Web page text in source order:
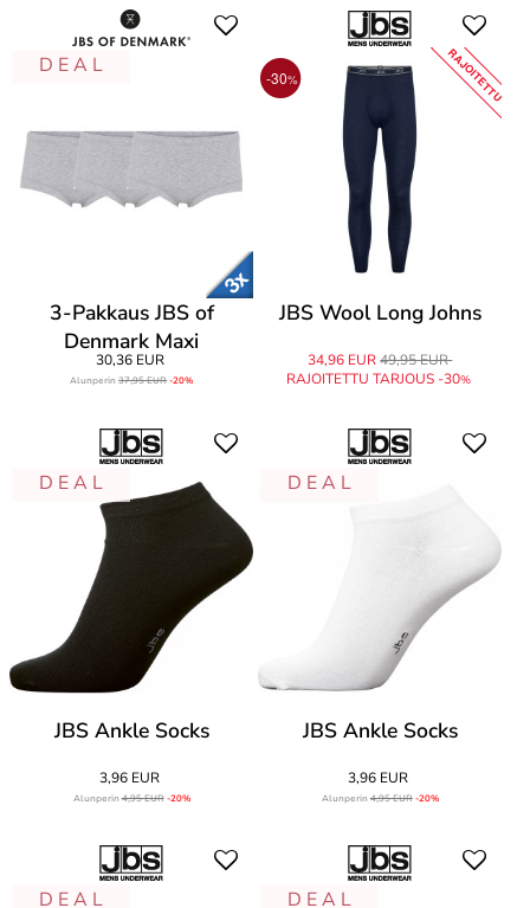
D E A L
3-Pakkaus JBS of
Denmark Maxi
30,36 EUR
Alunperin37,95 EUR-20%
-30% RAJOITETTU
JBS Wool Long Johns
34,96 EUR 49,95 EUR
RAJOITETTU TARJOUS -30%
D E A L
JBS Ankle Socks
3,96 EUR
Alunperin4,95 EUR -20%
D E A L
JBS Ankle Socks
3,96 EUR
Alunperin4,95 EUR -20%
D E A L D E A L